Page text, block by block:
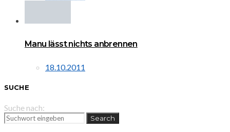
Manu lässt nichts anbrennen
18.10.2011
SUCHE
Suche nach:
Search